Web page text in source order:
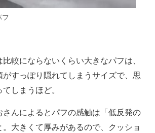
較にならないくらい大きなパフは、
がすっぽり隠れてしまうサイズで、思
しまうほど。
んによるとパフの感触は「低反発の
。大きくて厚みがあるので、クッショ